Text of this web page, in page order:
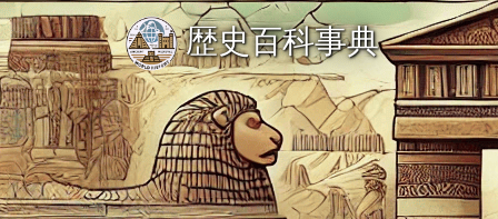
歴史百科事典